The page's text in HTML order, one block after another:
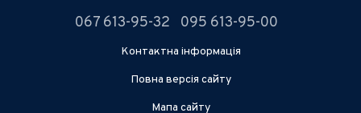
067 613-95-32 095 613-95-00
Контактна інформація
Повна версія сайту
Мапа сайту